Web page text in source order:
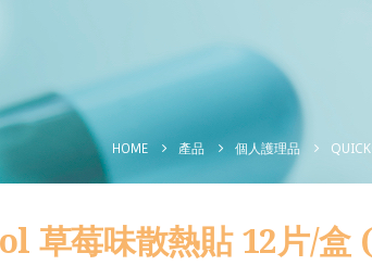
HOME 產品 個人護理品
草莓味散熱貼 12片/盒